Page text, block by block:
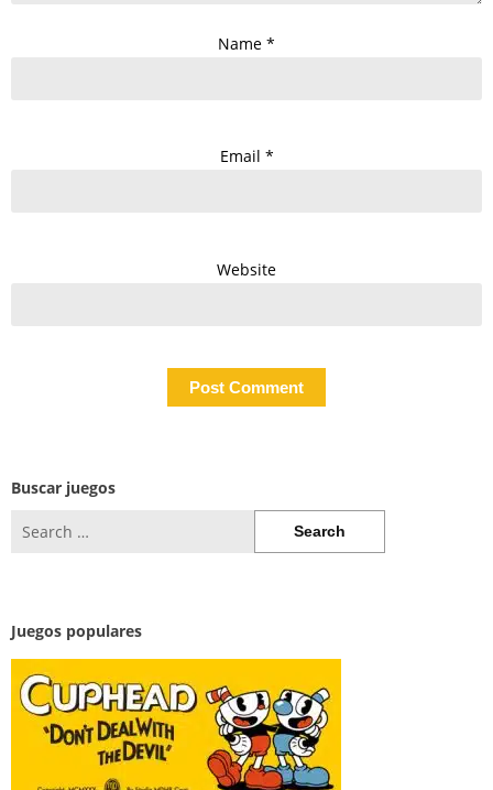
Name *
Email *
Website
Buscar juegos
for:
Juegos populares